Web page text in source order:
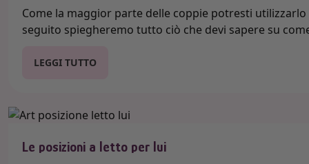
Come la maggior parte delle coppie potresti
seguito spiegheremo tutto ciò che devi sapere su
LEGGI TUTTO
Le posizioni a letto per lui